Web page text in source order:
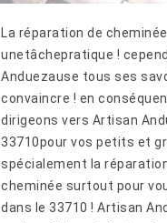
La réparation de
unetâchepratique !
Anduezause tous ses
convaincre ! en
dirigeons vers Artisan
33710pour vos petits et
spécialement la
cheminée surtout pour
dans le 33710 ! Artisan